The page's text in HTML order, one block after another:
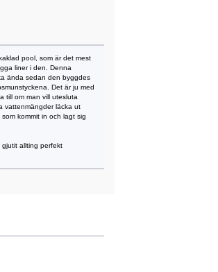
pool, som är det mest
liner i den. Denna
ända sedan den byggdes
Det är ju med
till om man vill utesluta
vattenmängder läcka ut
kommit in och lagt sig
gjutit allting perfekt